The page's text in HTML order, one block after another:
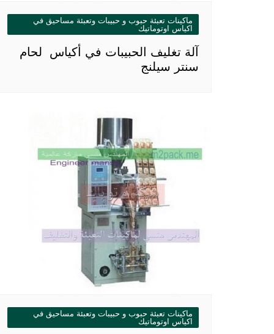
ماكينات تعبئة حبوب و حبيبات وتعبئة مساحيق في
اكياس اوتوماتيك
آلة تغليف الحبيبات في أكياس لحام
سنتر سيلنج
ماكينات تعبئة حبوب و حبيبات وتعبئة مساحيق في
اكياس اوتوماتيك